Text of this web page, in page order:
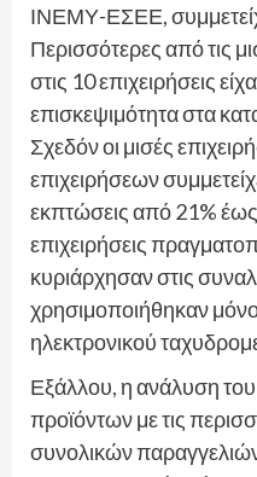
ΙΝΕΜΥ-ΕΣΕΕ,
Περισσότερες από τις
στις 10 επιχειρήσεις
επισκεψιμότητα στα
Σχεδόν οι μισές
επιχειρήσεων
εκπτώσεις από 21% έως
επιχειρήσεις
κυριάρχησαν στις
χρησιμοποιήθηκαν
ηλεκτρονικού
Εξάλλου, η ανάλυση του
προϊόντων με τις
συνολικών